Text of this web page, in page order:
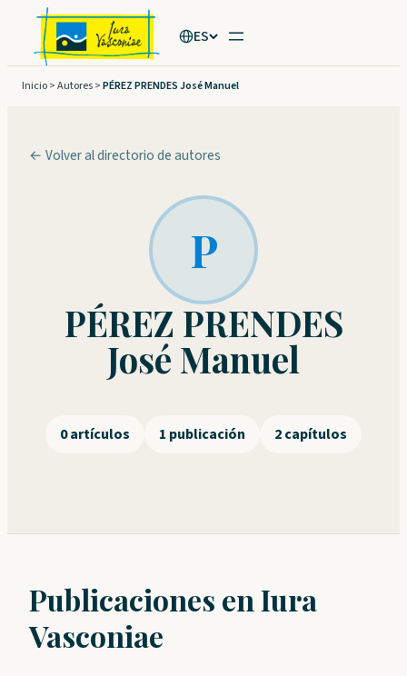
Saltar
contenido
ES
Inicio>Autores>PÉREZ PRENDES José Manuel
← Volver al directorio de autores
P
PÉREZ PRENDES
José Manuel
0 artículos 1 publicación 2 capítulos
Publicaciones en Iura
Vasconiae